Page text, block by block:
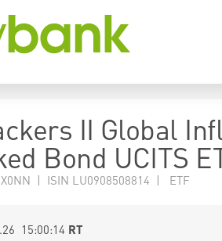
II Global
Bond UCITS
| ISIN LU0908508814 | ETF
15:00:14 RT